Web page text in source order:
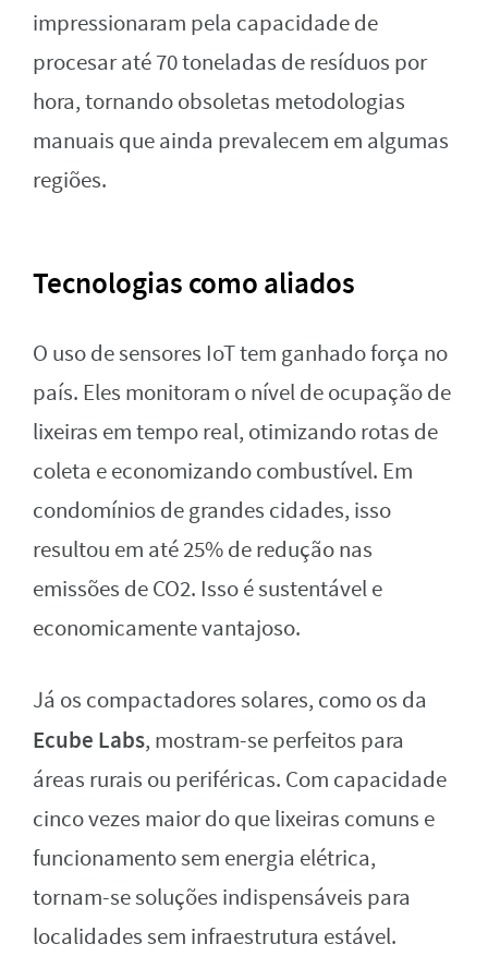
impressionaram pela capacidade de
procesar até 70 toneladas de resíduos por
hora, tornando obsoletas metodologias
manuais que ainda prevalecem em algumas
regiões.
Tecnologias como aliados
O uso de sensores IoT tem ganhado força no
país. Eles monitoram o nível de ocupação de
lixeiras em tempo real, otimizando rotas de
coleta e economizando combustível. Em
condomínios de grandes cidades, isso
resultou em até 25% de redução nas
emissões de CO2. Isso é sustentável e
economicamente vantajoso.
Já os compactadores solares, como os da
Ecube Labs, mostram-se perfeitos para
áreas rurais ou periféricas. Com capacidade
cinco vezes maior do que lixeiras comuns e
funcionamento sem energia elétrica,
tornam-se soluções indispensáveis para
localidades sem infraestrutura estável.